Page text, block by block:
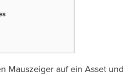
Mauszeiger auf ein Asset und